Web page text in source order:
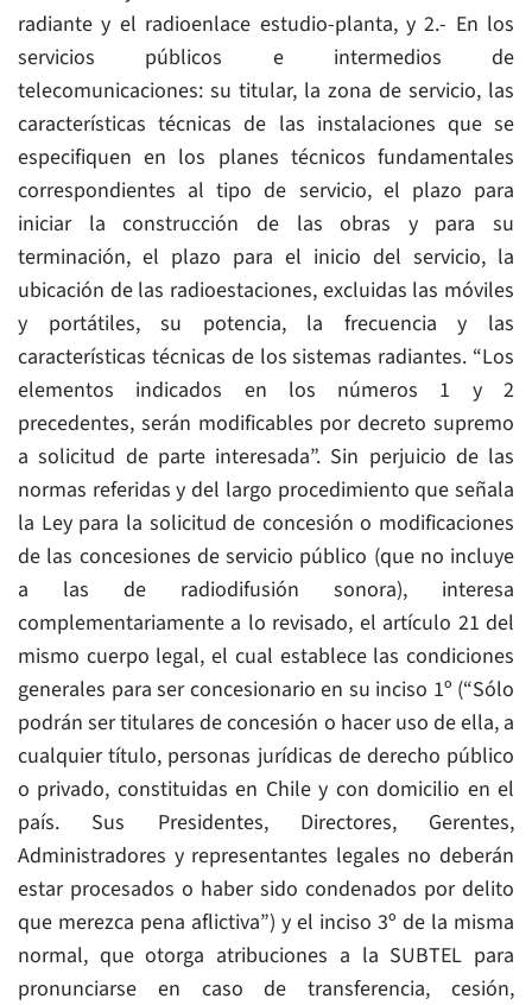
radiante y el radioenlace estudio-planta, y 2.- En los
servicios públicos e intermedios de
telecomunicaciones: su titular, la zona de servicio, las
características técnicas de las instalaciones que se
especifiquen en los planes técnicos fundamentales
correspondientes al tipo de servicio, el plazo para
iniciar la construcción de las obras y para su
terminación, el plazo para el inicio del servicio, la
ubicación de las radioestaciones, excluidas las móviles
y portátiles, su potencia, la frecuencia y las
características técnicas de los sistemas radiantes. “Los
elementos indicados en los números 1 y 2
precedentes, serán modificables por decreto supremo
a solicitud de parte interesada”. Sin perjuicio de las
normas referidas y del largo procedimiento que señala
la Ley para la solicitud de concesión o modificaciones
de las concesiones de servicio público (que no incluye
a las de radiodifusión sonora), interesa
complementariamente a lo revisado, el artículo 21 del
mismo cuerpo legal, el cual establece las condiciones
generales para ser concesionario en su inciso 1º (“Sólo
podrán ser titulares de concesión o hacer uso de ella, a
cualquier título, personas jurídicas de derecho público
o privado, constituidas en Chile y con domicilio en el
país. Sus Presidentes, Directores, Gerentes,
Administradores y representantes legales no deberán
estar procesados o haber sido condenados por delito
que merezca pena aflictiva”) y el inciso 3º de la misma
normal, que otorga atribuciones a la SUBTEL para
pronunciarse en caso de transferencia, cesión,